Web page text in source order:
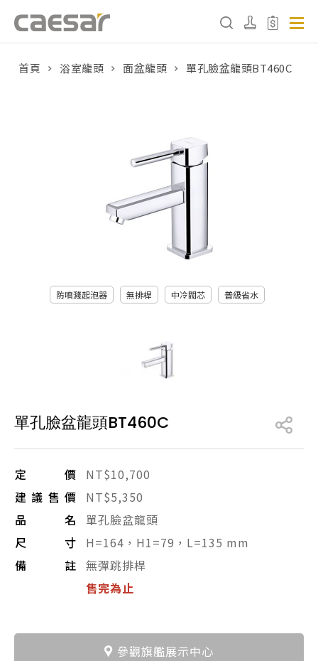
販賣中商品 已下架商品
搜尋產品
首頁 浴室龍頭 面盆龍頭 單孔臉盆龍頭BT460C
防噴濺起泡器 無排桿 中冷閥芯 普級省水
單孔臉盆龍頭BT460C
定價
NT$10,700
建議售價
NT$5,350
品名
單孔臉盆龍頭
尺寸
H=164，H1=79，L=135 mm
備註 無彈跳排桿
售完為止
參觀旗艦展示中心